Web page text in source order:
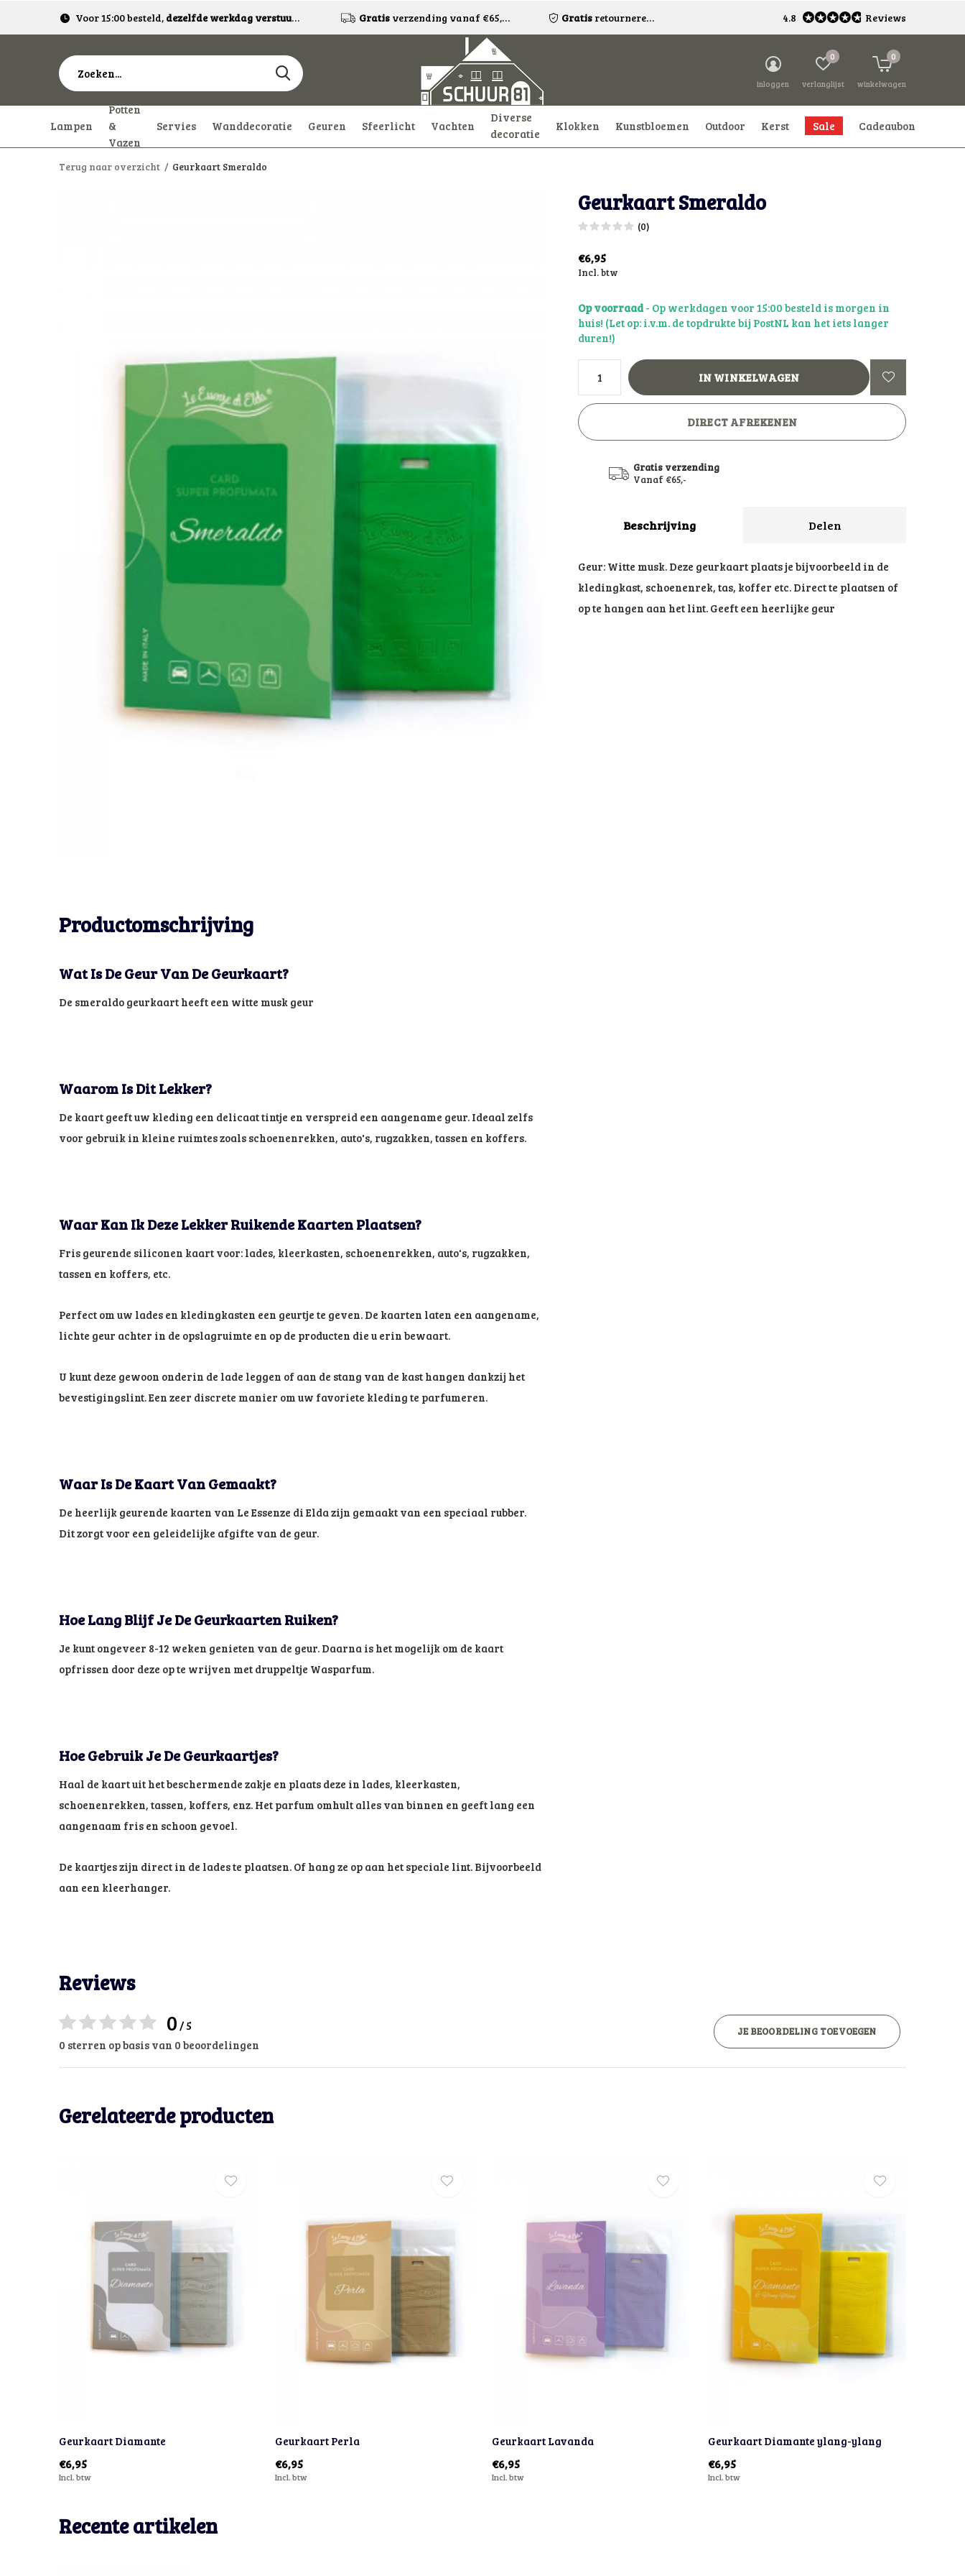
Lampen
Potten
&
Vazen
Servies Wanddecoratie Geuren Sfeerlicht Vachten
Diverse
decoratie
Klokken Kunstbloemen Outdoor Kerst Sale Cadeaubon
inloggen verlanglijst
0
winkelwagen
0
Voor 15:00 besteld, dezelfde werkdag verstuurd! Gratisverzending vanaf €65,-!* Gratis retourneren* 4.8 Reviews
Terug naar overzicht Geurkaart Smeraldo
Geurkaart Smeraldo
(0)
€6,95
Incl. btw
Op voorraad- Op werkdagen voor 15:00 besteld is morgen in
huis! (Let op: i.v.m. de topdrukte bij PostNL kan het iets langer
duren!)
IN WINKELWAGEN
DIRECT AFREKENEN
Gratis verzending
Vanaf €65,-
Beschrijving Delen
Geur: Witte musk. Deze geurkaart plaats je bijvoorbeeld in de
kledingkast, schoenenrek, tas, koffer etc. Direct te plaatsen of
op te hangen aan het lint. Geeft een heerlijke geur
Productomschrijving
Wat Is De Geur Van De Geurkaart?
De smeraldo geurkaart heeft een witte musk geur
Waarom Is Dit Lekker?
De kaart geeft uw kleding een delicaat tintje en verspreid een aangename geur. Ideaal zelfs
voor gebruik in kleine ruimtes zoals schoenenrekken, auto's, rugzakken, tassen en koffers.
Waar Kan Ik Deze Lekker Ruikende Kaarten Plaatsen?
Fris geurende siliconen kaart voor: lades, kleerkasten, schoenenrekken, auto's, rugzakken,
tassen en koffers, etc.
Perfect om uw lades en kledingkasten een geurtje te geven. De kaarten laten een aangename,
lichte geur achter in de opslagruimte en op de producten die u erin bewaart.
U kunt deze gewoon onderin de lade leggen of aan de stang van de kast hangen dankzij het
bevestigingslint. Een zeer discrete manier om uw favoriete kleding te parfumeren.
Waar Is De Kaart Van Gemaakt?
De heerlijk geurende kaarten van Le Essenze di Elda zijn gemaakt van een speciaal rubber.
Dit zorgt voor een geleidelijke afgifte van de geur.
Hoe Lang Blijf Je De Geurkaarten Ruiken?
Je kunt ongeveer 8-12 weken genieten van de geur. Daarna is het mogelijk om de kaart
opfrissen door deze op te wrijven met druppeltje Wasparfum.
Hoe Gebruik Je De Geurkaartjes?
Haal de kaart uit het beschermende zakje en plaats deze in lades, kleerkasten,
schoenenrekken, tassen, koffers, enz. Het parfum omhult alles van binnen en geeft lang een
aangenaam fris en schoon gevoel.
De kaartjes zijn direct in de lades te plaatsen. Of hang ze op aan het speciale lint. Bijvoorbeeld
aan een kleerhanger.
Reviews
0 / 5
0 sterren op basis van 0 beoordelingen
JE BEOORDELING TOEVOEGEN
Gerelateerde producten
Geurkaart Diamante
€6,95
Incl. btw
Geurkaart Perla
€6,95
Incl. btw
Geurkaart Lavanda
€6,95
Incl. btw
Geurkaart Diamante ylang-ylang
€6,95
Incl. btw
Recente artikelen